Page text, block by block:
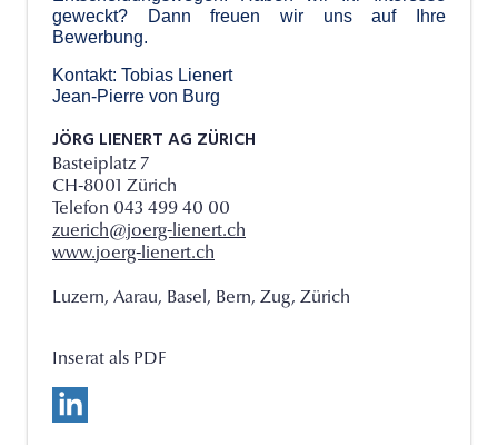
geweckt? Dann freuen wir uns auf Ihre
Bewerbung.
Kontakt: Tobias Lienert
Jean-Pierre von Burg
JÖRG LIENERT AG ZÜRICH
Basteiplatz 7
CH-8001 Zürich
Telefon 043 499 40 00
zuerich@joerg-lienert.ch
www.joerg-lienert.ch
Luzern, Aarau, Basel, Bern, Zug, Zürich
Inserat als PDF